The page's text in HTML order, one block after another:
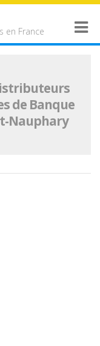
en France
de Banque
Nauphary